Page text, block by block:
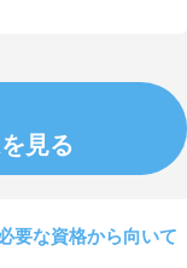
見る
要な資格から向いて